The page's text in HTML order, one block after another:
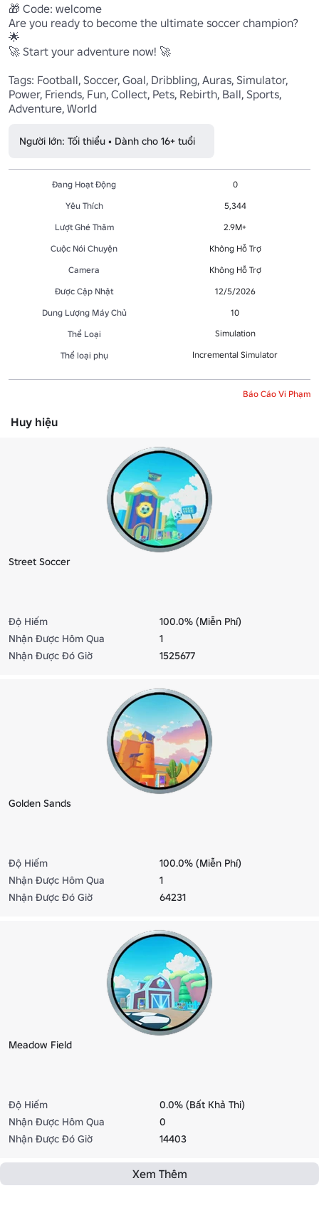
🎁 Code: welcome
Are you ready to become the ultimate soccer champion?
🌟
🚀 Start your adventure now! 🚀
Tags: Football, Soccer, Goal, Dribbling, Auras, Simulator,
Power, Friends, Fun, Collect, Pets, Rebirth, Ball, Sports,
Adventure, World
Người lớn: Tối thiểu • Dành cho 16+ tuổi
Đang Hoạt Động
0
Yêu Thích
5,344
Lượt Ghé Thăm
2.9M+
Cuộc Nói Chuyện
Không Hỗ Trợ
Camera
Không Hỗ Trợ
Được Cập Nhật
12/5/2026
Dung Lượng Máy Chủ
10
Thể Loại
Simulation
Thể loại phụ Incremental Simulator
Báo Cáo Vi Phạm
Huy hiệu
Street Soccer
Độ Hiếm
100.0% (Miễn Phí)
Nhận Được Hôm Qua
1
Nhận Được Đó Giờ
1525677
Golden Sands
Độ Hiếm
100.0% (Miễn Phí)
Nhận Được Hôm Qua
1
Nhận Được Đó Giờ
64231
Meadow Field
Độ Hiếm
0.0% (Bất Khả Thi)
Nhận Được Hôm Qua
0
Nhận Được Đó Giờ
14403
Xem Thêm